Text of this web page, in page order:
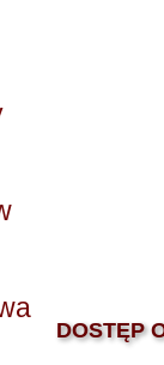
DOSTĘP